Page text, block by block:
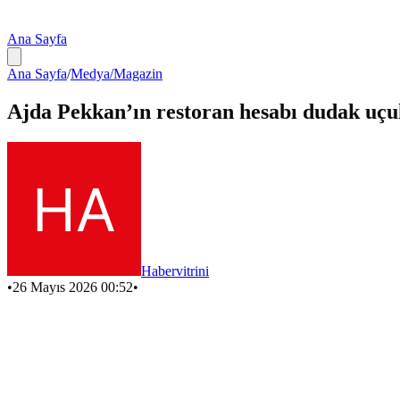
Ana Sayfa
Ana Sayfa/Medya/Magazin
Ajda Pekkan’ın restoran hesabı dudak
Habervitrini
•26 Mayıs 2026 00:52•